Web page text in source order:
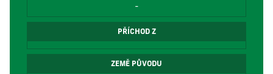
-
PŘÍCHOD Z
ZEMĚ PŮVODU